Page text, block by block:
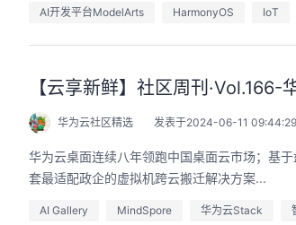
AI开发平台ModelArts HarmonyOS IoT
【云享新鲜】社区周刊
华为云社区精选 发表于2024-06-11 09:44:29
华为云桌面连续八年领跑中国桌面云市场；基
套最适配政企的虚拟机跨云搬迁解决方案...
AI Gallery MindSpore 华为云Stack